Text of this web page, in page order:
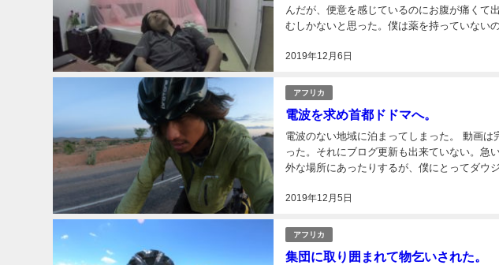
2019年12月6日
んだが、便意を感じているのにお腹が痛くて
むしかないと思った。僕は薬を持っていない
語で言ってみた...
アフリカ
電波を求め首都ドドマへ。
2019年12月5日
電波のない地域に泊まってしまった。 動画は完成しているがアップロードができていない状態だ
った。それにブログ更新も出来ていない。急
外な場所にあったりするが、僕にとってダウ
首都...
アフリカ
集団に取り囲まれて物乞いされた。